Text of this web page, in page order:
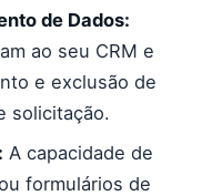
de Dados:
ao seu CRM e
e exclusão de
solicitação.
A capacidade de
formulários de